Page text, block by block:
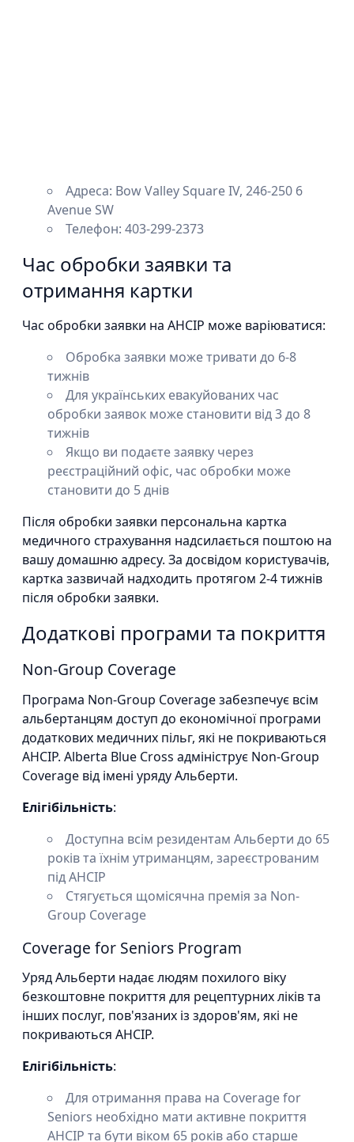
Адреса: Bow Valley Square IV, 246-250 6
Avenue SW
Телефон: 403-299-2373
Час обробки заявки та
отримання картки
Час обробки заявки на AHCIP може варіюватися:
Обробка заявки може тривати до 6-8
тижнів
Для українських евакуйованих час
обробки заявок може становити від 3 до 8
тижнів
Якщо ви подаєте заявку через
реєстраційний офіс, час обробки може
становити до 5 днів
Після обробки заявки персональна картка
медичного страхування надсилається поштою на
вашу домашню адресу. За досвідом користувачів,
картка зазвичай надходить протягом 2-4 тижнів
після обробки заявки.
Додаткові програми та покриття
Non-Group Coverage
Програма Non-Group Coverage забезпечує всім
альбертанцям доступ до економічної програми
додаткових медичних пільг, які не покриваються
AHCIP. Alberta Blue Cross адмініструє Non-Group
Coverage від імені уряду Альберти.
Елігібільність:
Доступна всім резидентам Альберти до 65
років та їхнім утриманцям, зареєстрованим
під AHCIP
Стягується щомісячна премія за Non-
Group Coverage
Coverage for Seniors Program
Уряд Альберти надає людям похилого віку
безкоштовне покриття для рецептурних ліків та
інших послуг, пов'язаних із здоров'ям, які не
покриваються AHCIP.
Елігібільність:
Для отримання права на Coverage for
Seniors необхідно мати активне покриття
AHCIP та бути віком 65 років або старше